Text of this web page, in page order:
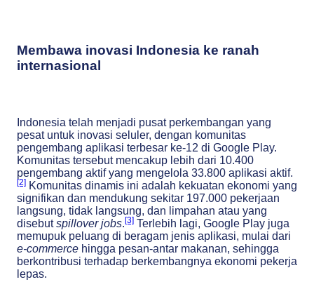
Membawa inovasi Indonesia ke ranah
internasional
Indonesia telah menjadi pusat perkembangan yang
pesat untuk inovasi seluler, dengan komunitas
pengembang aplikasi terbesar ke-12 di Google Play.
Komunitas tersebut mencakup lebih dari 10.400
pengembang aktif yang mengelola 33.800 aplikasi aktif.
[2] Komunitas dinamis ini adalah kekuatan ekonomi yang
signifikan dan mendukung sekitar 197.000 pekerjaan
langsung, tidak langsung, dan limpahan atau yang
disebutspillover jobs.[3] Terlebih lagi, Google Play juga
memupuk peluang di beragam jenis aplikasi, mulai dari
e-commerce hingga pesan-antar makanan, sehingga
berkontribusi terhadap berkembangnya ekonomi pekerja
lepas.